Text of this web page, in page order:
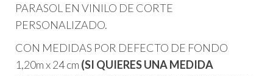
PARASOL EN VINILO DE CORTE
PERSONALIZADO.
CON MEDIDAS POR DEFECTO DE FONDO
1,20m x 24 cm (SI QUIERES UNA MEDIDA